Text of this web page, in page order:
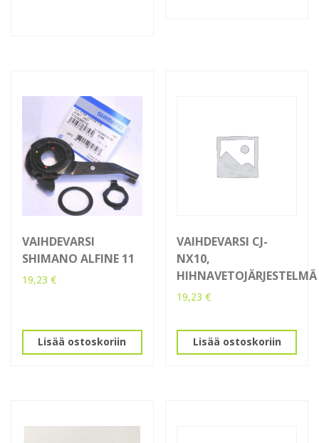
VAIHDEVARSI
SHIMANO ALFINE 11
19,23 €
Lisää ostoskoriin
VAIHDEVARSI CJ-
NX10,
HIHNAVETOJÄRJESTELMÄ
19,23€
Lisää ostoskoriin